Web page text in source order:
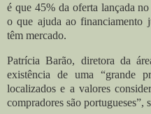
é que 45% da oferta lançada
o que ajuda ao financiamento
têm mercado.
Patrícia Barão, diretora da
existência de uma “grande
localizados e a valores
compradores são portugueses”,